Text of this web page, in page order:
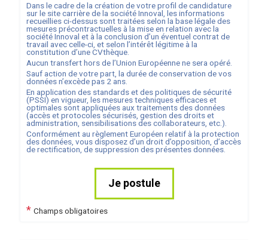
Dans le cadre de la création de votre profil de candidature
sur le site carrière de la sociétéInnoval , les informations
recueillies ci-dessus sont traitées selon la base légale des
mesures précontractuelles à la mise en relation avec la
sociétéInnoval et à la conclusion d’un éventuel contrat de
travail avec celle-ci, et selon l’intérêt légitime à la
constitution d’une CVthèque.
Aucun transfert hors de l’Union Européenne ne sera opéré.
Sauf action de votre part, la durée de conservation de vos
données n’excède pas 2 ans.
En application des standards et des politiques de sécurité
(PSSI) en vigueur, les mesures techniques efficaces et
optimales sont appliquées aux traitements des données
(accès et protocoles sécurisés, gestion des droits et
administration, sensibilisations des collaborateurs, etc.).
Conformément au règlement Européen relatif à la protection
des données, vous disposez d’un droit d’opposition, d’accès
de rectification, de suppression des présentes données.
Je postule
* Champs obligatoires